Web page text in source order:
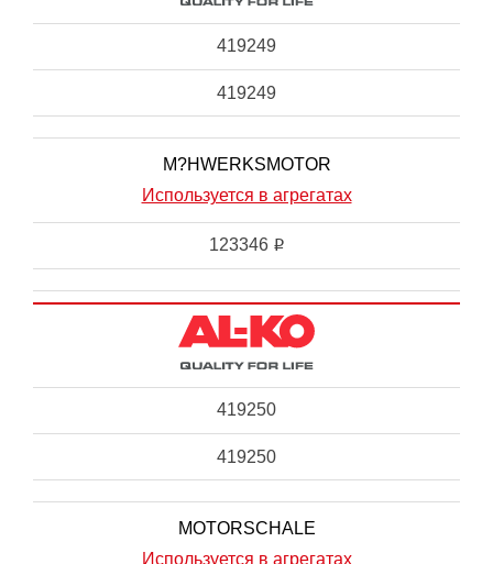
419249
419249
M?HWERKSMOTOR
Используется в агрегатах
123346 i
419250
419250
MOTORSCHALE
Используется в агрегатах